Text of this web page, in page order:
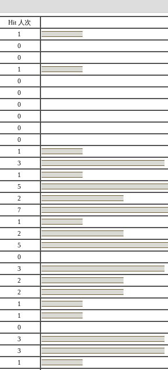
Hit 人次
1
0
0
1
0
0
0
0
0
0
1
3
1
5
2
7
1
2
5
0
3
2
2
1
1
0
3
3
1